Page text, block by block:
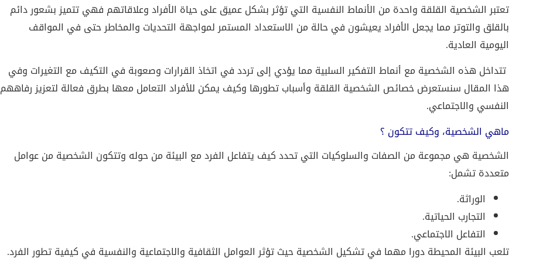
تعتبر الشخصية القلقة واحدة من الأنماط النفسية التي تؤثر بشكل عميق على حياة الأفراد وعلاقاتهم فهي تتميز بشعور دائم
بالقلق والتوتر مما يجعل الأفراد يعيشون في حالة من الاستعداد المستمر لمواجهة التحديات والمخاطر حتى في المواقف
اليومية العادية.
تتداخل هذه الشخصية مع أنماط التفكير السلبية مما يؤدي إلى تردد في اتخاذ القرارات وصعوبة في التكيف مع التغيرات وفي
هذا المقال سنستعرض خصائص الشخصية القلقة وأسباب تطورها وكيف يمكن للأفراد التعامل معها بطرق فعالة لتعزيز رفاههم
النفسي والاجتماعي.
ماهي الشخصية، وكيف تتكون ؟
الشخصية هي مجموعة من الصفات والسلوكيات التي تحدد كيف يتفاعل الفرد مع البيئة من حوله وتتكون الشخصية من عوامل
متعددة تشمل:
الوراثة.
التجارب الحياتية.
التفاعل الاجتماعي.
تلعب البيئة المحيطة دورا مهما في تشكيل الشخصية حيث تؤثر العوامل الثقافية والاجتماعية والنفسية في كيفية تطور الفرد.